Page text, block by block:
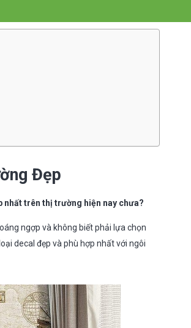
Đẹp
nhất trên thị trường hiện nay chưa?
ngợp và không biết phải lựa chọn
decal đẹp và phù hợp nhất với ngôi